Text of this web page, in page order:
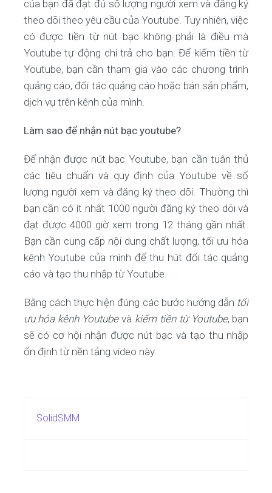
của bạn đã đạt đủ số lượng người xem và đăng ký
theo dõi theo yêu cầu của Youtube. Tuy nhiên, việc
có được tiền từ nút bạc không phải là điều mà
Youtube tự động chi trả cho bạn. Để kiếm tiền từ
Youtube, bạn cần tham gia vào các chương trình
quảng cáo, đối tác quảng cáo hoặc bán sản phẩm,
dịch vụ trên kênh của mình.
Làm sao để nhận nút bạc youtube?
Để nhận được nút bạc Youtube, bạn cần tuân thủ
các tiêu chuẩn và quy định của Youtube về số
lượng người xem và đăng ký theo dõi. Thường thì
bạn cần có ít nhất 1000 người đăng ký theo dõi và
đạt được 4000 giờ xem trong 12 tháng gần nhất.
Bạn cần cung cấp nội dung chất lượng, tối ưu hóa
kênh Youtube của mình để thu hút đối tác quảng
cáo và tạo thu nhập từ Youtube.
Bằng cách thực hiện đúng các bước hướng dẫn tối
ưu hóa kênh Youtubevà kiếm tiền từ Youtube, bạn
sẽ có cơ hội nhận được nút bạc và tạo thu nhập
ổn định từ nền tảng video này.
SolidSMM